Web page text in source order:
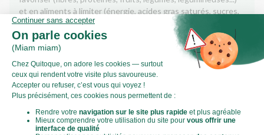
et en aliments à limiter (énergie, acides gras saturés, sucres,
sel...).
Score calculé par
Le Score Carbone
Qu’est-ce que le score carbone ?
C'est un logo qui vous permet de visualiser l’empreinte
carbone de chaque plat et de faire des choix plus éclairés et